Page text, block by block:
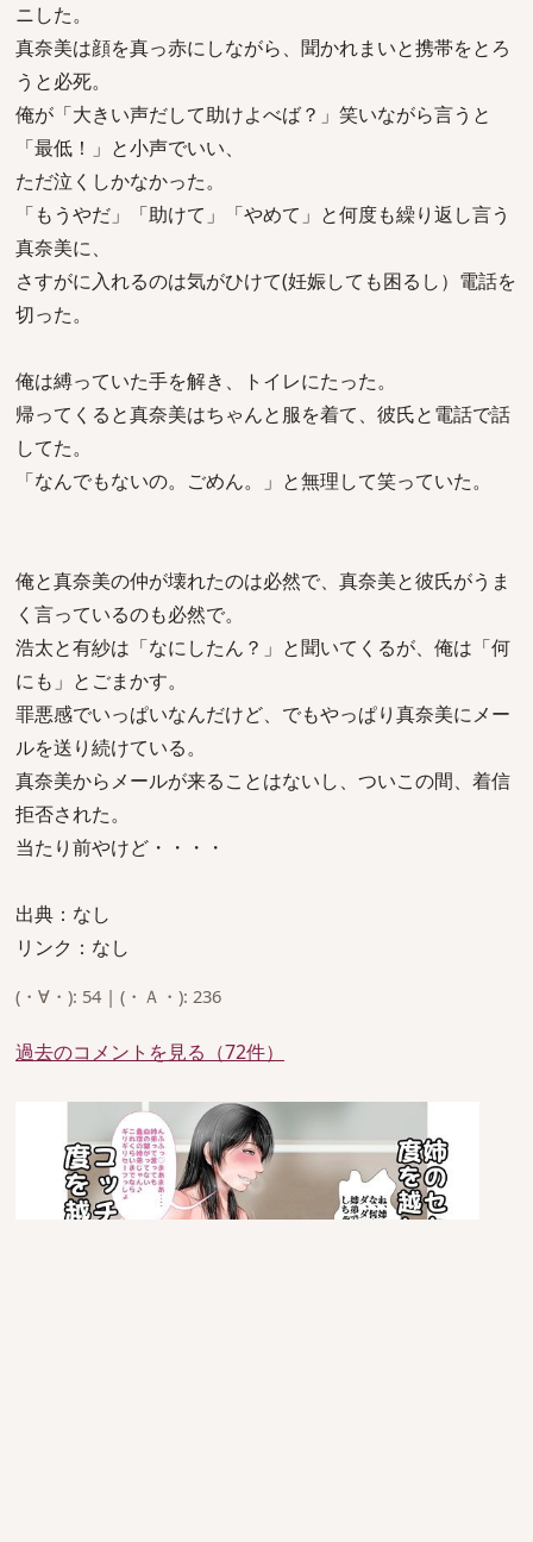
ニした。
真奈美は顔を真っ赤にしながら、聞かれまいと携帯をとろ
うと必死。
俺が「大きい声だして助けよべば？」笑いながら言うと
「最低！」と小声でいい、
ただ泣くしかなかった。
「もうやだ」「助けて」「やめて」と何度も繰り返し言う
真奈美に、
さすがに入れるのは気がひけて(妊娠しても困るし）電話を
切った。
俺は縛っていた手を解き、トイレにたった。
帰ってくると真奈美はちゃんと服を着て、彼氏と電話で話
してた。
「なんでもないの。ごめん。」と無理して笑っていた。
俺と真奈美の仲が壊れたのは必然で、真奈美と彼氏がうま
く言っているのも必然で。
浩太と有紗は「なにしたん？」と聞いてくるが、俺は「何
にも」とごまかす。
罪悪感でいっぱいなんだけど、でもやっぱり真奈美にメー
ルを送り続けている。
真奈美からメールが来ることはないし、ついこの間、着信
拒否された。
当たり前やけど・・・・
出典：なし
リンク：なし
(・∀・): 54 | (・Ａ・): 236
過去のコメントを見る（72件）